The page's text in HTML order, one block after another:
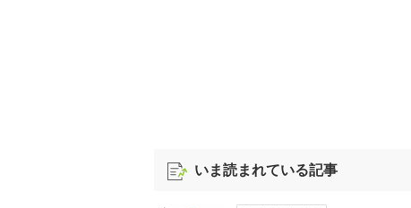
いま読まれている記事